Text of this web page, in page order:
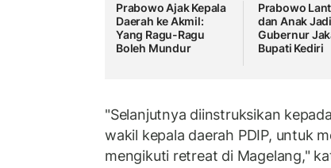
Prabowo Ajak Kepala
Daerah ke Akmil:
Yang Ragu-Ragu
Boleh Mundur
Prabowo
dan Anak Jadi
Gubernur
Bupati Kediri
"Selanjutnya diinstruksikan
wakil kepala daerah PDIP, untuk
mengikuti retreat di Magelang,"